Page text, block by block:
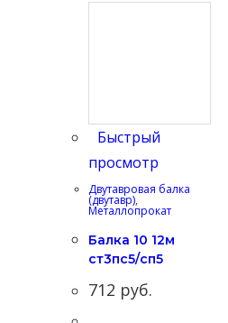
Быстрый
просмотр
Двутавровая балка
(двутавр),
Металлопрокат
Балка 10 12м
ст3пс5/сп5
712 руб.